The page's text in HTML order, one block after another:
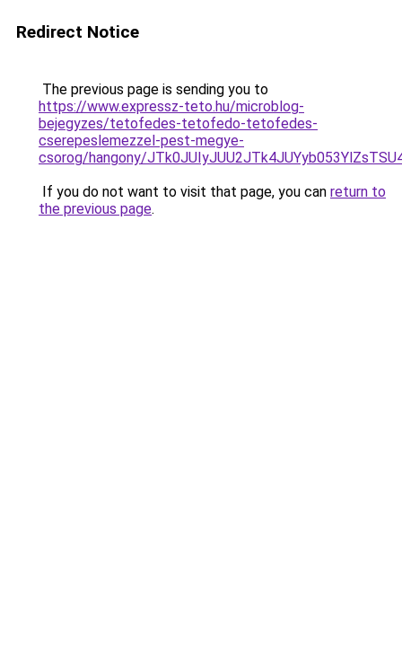
Redirect Notice
The previous page is sending you to
https://www.expressz-teto.hu/microblog-
bejegyzes/tetofedes-tetofedo-tetofedes-
cserepeslemezzel-pest-megye-
csorog/hangony/
If you do not want to visit that page, you can return to
the previous page.